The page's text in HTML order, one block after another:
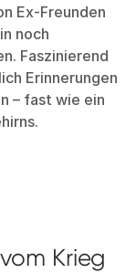
Ex-Freunden
noch
Faszinierend
Erinnerungen
– fast wie ein
Krieg